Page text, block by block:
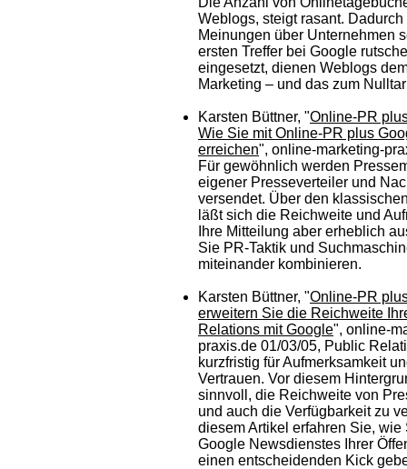
Weblogs, steigt rasant.
Meinungen über Unternehmen
ersten Treffer bei Google
eingesetzt, dienen Weblogs
Marketing – und das zum
Karsten Büttner, "Online-PR
Wie Sie mit Online-PR plus
erreichen", online-marketing-
Für gewöhnlich werden
eigener Presseverteiler und
versendet. Über den
läßt sich die Reichweite und
Ihre Mitteilung aber erheblich
Sie PR-Taktik und
miteinander kombinieren.
Karsten Büttner, "Online-PR
erweitern Sie die Reichweite
Relations mit Google", online-
praxis.de 01/03/05, Public
kurzfristig für Aufmerksamkeit
Vertrauen. Vor diesem
sinnvoll, die Reichweite von
und auch die Verfügbarkeit zu
diesem Artikel erfahren Sie, wie
Google Newsdienstes Ihrer
einen entscheidenden Kick